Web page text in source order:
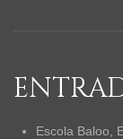
Escola Baloo,